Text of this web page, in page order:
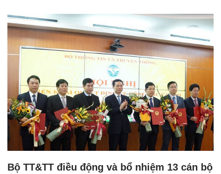
Bộ TT&TT điều động và bổ nhiệm 13 cán bộ